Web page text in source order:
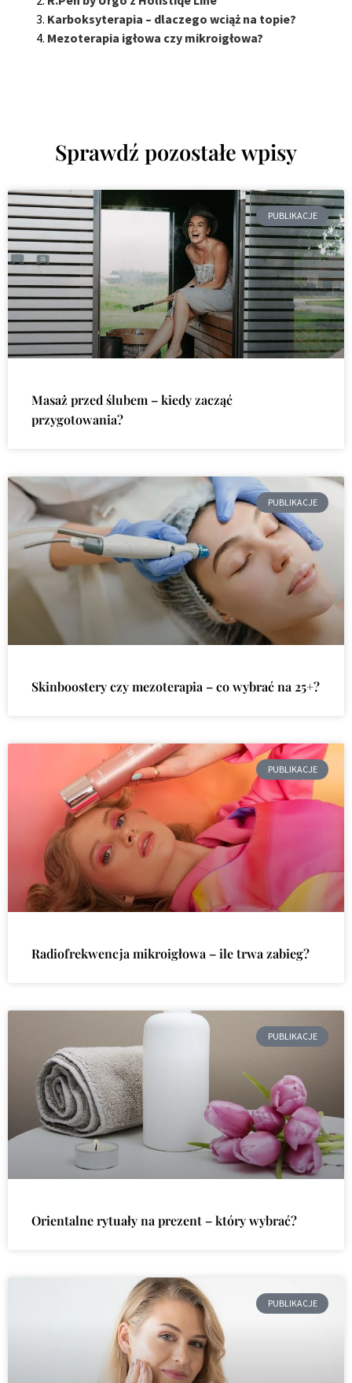
Karboksyterapia – dlaczego wciąż na topie?
Mezoterapia igłowa czy mikroigłowa?
Sprawdź pozostałe wpisy
PUBLIKACJE
Masaż przed ślubem – kiedy zacząć
przygotowania?
PUBLIKACJE
Skinboostery czy mezoterapia – co wybrać na 25+?
PUBLIKACJE
Radiofrekwencja mikroigłowa – ile trwa zabieg?
PUBLIKACJE
Orientalne rytuały na prezent – który wybrać?
PUBLIKACJE